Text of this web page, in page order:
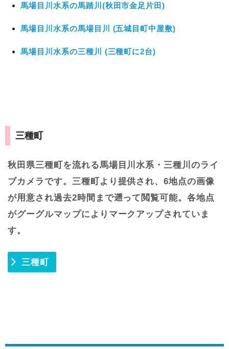
馬場目川水系の馬踏川(秋田市金足片田)
馬場目川水系の馬場目川 (五城目町中屋敷)
馬場目川水系の三種川 (三種町に2台)
三種町
秋田県三種町を流れる馬場目川水系・三種川のライ
ブカメラです。三種町より提供され、6地点の画像
が用意され過去2時間まで遡って閲覧可能。各地点
がグーグルマップによりマークアップされていま
す。
三種町